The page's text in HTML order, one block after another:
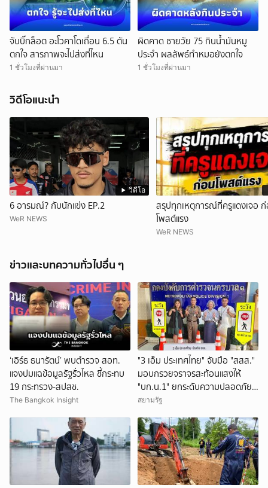
จับบิ๊กล็อต อะโวคาโดเถื่อน 6.5 ตัน
ตกใจ สารภาพจะไปส่งที่ไหน
1 ชั่วโมงที่ผ่านมา
ผิดคาด ชายวัย 75 กินน้ำมันหมู
ประจำ ผลลัพธ์ทำหมอยังตกใจ
1 ชั่วโมงที่ผ่านมา
วิดีโอแนะนำ
วิดีโอ
6 อารมณ์? กับนักแข่ง EP.2
WeR NEWS
สรุปทุกเหตุการณ์ที่ครูแดงเจอ
โพสต์แรง
WeR NEWS
ข่าวและบทความทั่วไปอื่น ๆ
‘เอิร์ธ ธนารัตน์’ พบตำรวจ สอท.
แจงปมแฉข้อมูลรัฐรั่วไหล ชี้กระทบ
19 กระทรวง-สปสช.
The Bangkok Insight
"3 เอ็ม ประเทศไทย" จับมือ "สสส."
มอบกรวยจราจรสะท้อนแสงให้
"บก.น.1" ยกระดับความปลอดภัย
ทางม้าลาย
สยามรัฐ